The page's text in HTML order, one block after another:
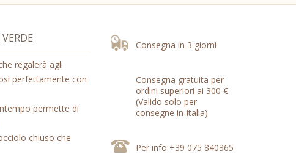
regalerà agli
perfettamente con
permette di
chiuso che
Consegna in 3 giorni
Consegna gratuita per
ordini superiori ai 300 €
(Valido solo per
consegne in Italia)
Per info +39 075 840365